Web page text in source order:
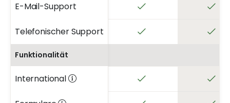
E-Mail-Support
Telefonischer Support
Funktionalität
International